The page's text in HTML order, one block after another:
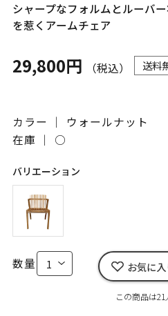
シャープなフォルムとルーバ
を惹くアームチェア
29,800円 （税込） 送料
カラー ｜ ウォールナット
在庫 ｜ ○
バリエーション
数量 お気に
この商品は